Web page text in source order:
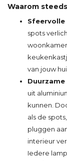
Waarom
Sfeervolle
spots
van jouw
uit
kunnen.
als de
pluggen
interieur
Iedere